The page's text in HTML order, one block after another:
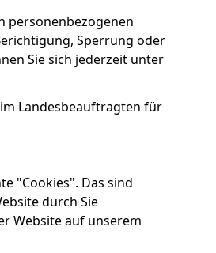
personenbezogenen
Sperrung oder
Sie sich jederzeit unter
Landesbeauftragten für
"Cookies". Das sind
durch Sie
Website auf unserem